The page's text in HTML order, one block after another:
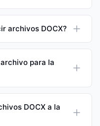
archivos DOCX?
para la
DOCX a la